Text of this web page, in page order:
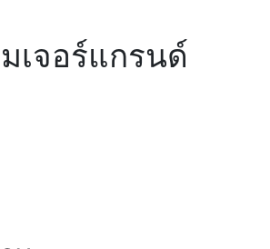
เจอร์แกรนด์